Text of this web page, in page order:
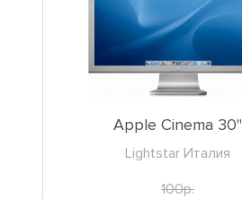
Apple Cinema 30"
Lightstar Италия
100р.